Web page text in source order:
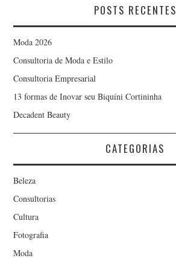
POSTS RECENTES
Moda 2026
Consultoria de Moda e Estilo
Consultoria Empresarial
13 formas de Inovar seu Biquíni Cortininha
Decadent Beauty
CATEGORIAS
Beleza
Consultorias
Cultura
Fotografia
Moda